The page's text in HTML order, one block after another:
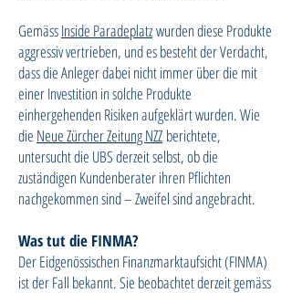
GemässInside Paradeplatzwurden diese Produkte
aggressiv vertrieben, und es besteht der Verdacht,
dass die Anleger dabei nicht immer über die mit
einer Investition in solche Produkte
einhergehenden Risiken aufgeklärt wurden. Wie
die Neue Zürcher Zeitung NZZ berichtete,
untersucht die UBS derzeit selbst, ob die
zuständigen Kundenberater ihren Pflichten
nachgekommen sind – Zweifel sind angebracht.
Was tut die FINMA?
Der Eidgenössischen Finanzmarktaufsicht (FINMA)
ist der Fall bekannt. Sie beobachtet derzeit gemäss